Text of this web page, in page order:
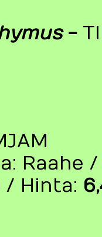
-
Raahe
/ Hinta: